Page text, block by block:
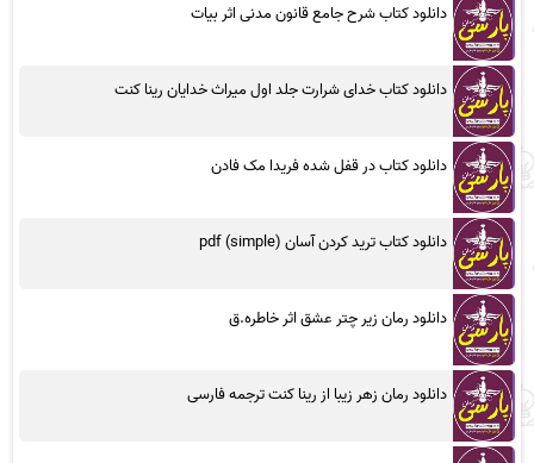
دانلود کتاب شرح جامع قانون مدنی اثر بیات
دانلود کتاب خدای شرارت جلد اول میراث خدایان رینا کنت
دانلود کتاب در قفل شده فریدا مک فادن
دانلود کتاب ترید کردن آسان (simple) pdf
دانلود رمان زیر چتر عشق اثر خاطره.ق
دانلود رمان زهر زیبا از رینا کنت ترجمه فارسی